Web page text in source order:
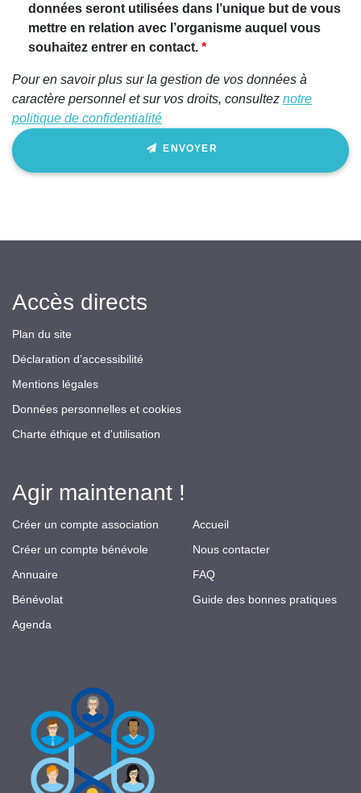
être
humain,
ignorez
champ
données seront utilisées dans l’unique but de vous
mettre en relation avec l’organisme auquel vous
souhaitez entrer en contact.
Pour en savoir plus sur la gestion de vos données à
caractère personnel et sur vos droits, consultez notre
politique de confidentialité
ENVOYER
Accès directs
Plan du site
Déclaration d’accessibilité
Mentions légales
Données personnelles et cookies
Charte éthique et d'utilisation
Agir maintenant !
Créer un compte association
Créer un compte bénévole
Annuaire
Bénévolat
Agenda
Accueil
Nous contacter
FAQ
Guide des bonnes pratiques